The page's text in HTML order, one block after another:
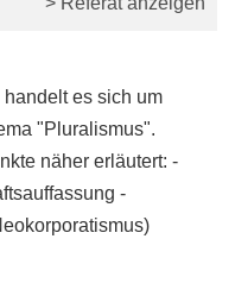
es sich um
"Pluralismus".
näher erläutert: -
-